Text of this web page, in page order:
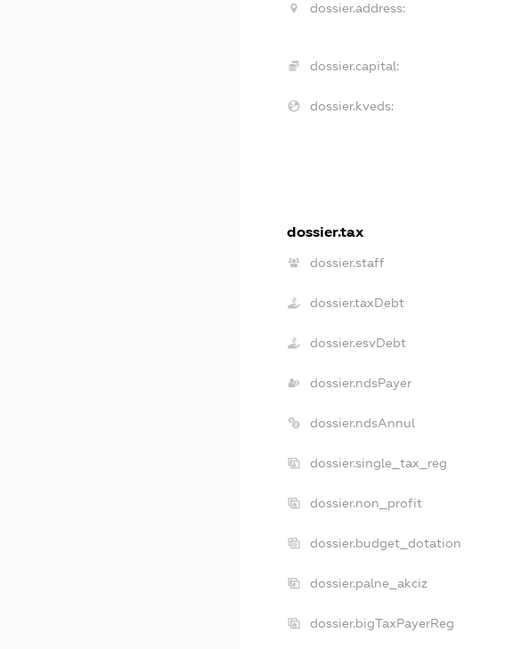
dossier.address:
dossier.capital:
dossier.kveds:
dossier.tax
dossier.staff
dossier.taxDebt
dossier.esvDebt
dossier.ndsPayer
dossier.ndsAnnul
dossier.single_tax_reg
dossier.non_profit
dossier.budget_dotation
dossier.palne_akciz
dossier.bigTaxPayerReg